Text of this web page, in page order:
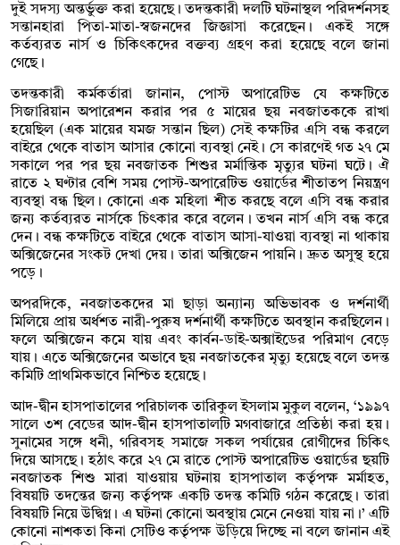
দুই সদস্য অন্তর্ভুক্ত করা হয়েছে। তদন্তকারী দলটি ঘটনাস্থল পরিদর্শনসহ
সন্তানহারা পিতা-মাতা-স্বজনদের জিজ্ঞাসা করেছেন। একই সঙ্গে
কর্তব্যরত নার্স ও চিকিৎকদের বক্তব্য গ্রহণ করা হয়েছে বলে জানা
গেছে।
তদন্তকারী কর্মকর্তারা জানান, পোস্ট অপারেটিভ যে কক্ষটিতে
সিজারিয়ান অপারেশন করার পর ৫ মায়ের ছয় নবজাতককে রাখা
হয়েছিল (এক মায়ের যমজ সন্তান ছিল) সেই কক্ষটির এসি বন্ধ করলে
বাইরে থেকে বাতাস আসার কোনো ব্যবস্থা নেই। সে কারণেই গত ২৭ মে
সকালে পর পর ছয় নবজাতক শিশুর মর্মান্তিক মৃত্যুর ঘটনা ঘটে। ঐ
রাতে ২ ঘণ্টার বেশি সময় পোস্ট-অপারেটিভ ওয়ার্ডের শীতাতপ নিয়ন্ত্রণ
ব্যবস্থা বন্ধ ছিল। কোনো এক মহিলা শীত করছে বলে এসি বন্ধ করার
জন্য কর্তব্যরত নার্সকে চিৎকার করে বলেন। তখন নার্স এসি বন্ধ করে
দেন। বন্ধ কক্ষটিতে বাইরে থেকে বাতাস আসা-যাওয়া ব্যবস্থা না থাকায়
অক্সিজেনের সংকট দেখা দেয়। তারা অক্সিজেন পায়নি। দ্রুত অসুস্থ হয়ে
পড়ে।
অপরদিকে, নবজাতকদের মা ছাড়া অন্যান্য অভিভাবক ও দর্শনার্থী
মিলিয়ে প্রায় অর্ধশত নারী-পুরুষ দর্শনার্থী কক্ষটিতে অবস্থান করছিলেন।
ফলে অক্সিজেন কমে যায় এবং কার্বন-ডাই-অক্সাইডের পরিমাণ বেড়ে
যায়। এতে অক্সিজেনের অভাবে ছয় নবজাতকের মৃত্যু হয়েছে বলে তদন্ত
কমিটি প্রাথমিকভাবে নিশ্চিত হয়েছে।
আদ-দ্বীন হাসপাতালের পরিচালক তারিকুল ইসলাম মুকুল বলেন, ‘১৯৯৭
সালে ৩শ বেডের আদ-দ্বীন হাসপাতালটি মগবাজারে প্রতিষ্ঠা করা হয়।
সুনামের সঙ্গে ধনী, গরিবসহ সমাজে সকল পর্যায়ের রোগীদের চিকিৎ
দিয়ে আসছে। হঠাৎ করে ২৭ মে রাতে পোস্ট অপারেটিভ ওয়ার্ডের ছয়টি
নবজাতক শিশু মারা যাওয়ায় ঘটনায় হাসপাতাল কর্তৃপক্ষ মর্মাহত,
বিষয়টি তদন্তের জন্য কর্তৃপক্ষ একটি তদন্ত কমিটি গঠন করেছে। তারা
বিষয়টি নিয়ে উদ্বিগ্ন। এ ঘটনা কোনো অবস্থায় মেনে নেওয়া যায় না।’ এটি
কোনো নাশকতা কিনা সেটিও কর্তৃপক্ষ উড়িয়ে দিচ্ছে না বলে জানান এই